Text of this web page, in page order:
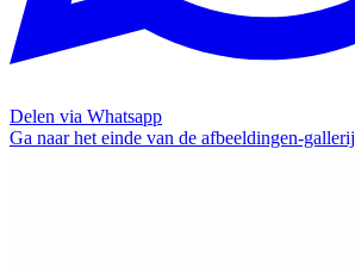
Delen via Whatsapp
Ga naar het einde van de afbeeldingen-gallerij